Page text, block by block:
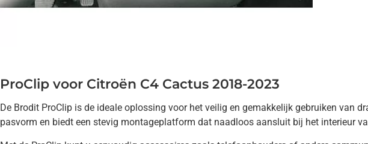
ProClip voor Citroën C4 Cactus 2018-2023
De Brodit ProClip is de ideale oplossing voor het veilig en gemakkelijk gebruiken van
pasvorm en biedt een stevig montageplatform dat naadloos aansluit bij het interieur